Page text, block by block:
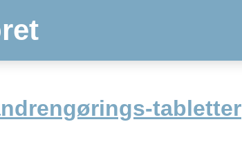
tabletter